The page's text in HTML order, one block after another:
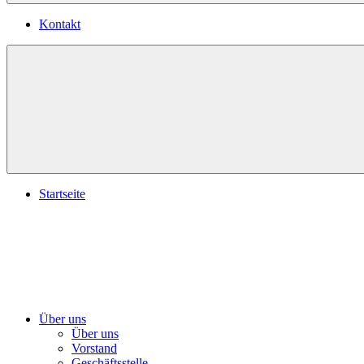
Kontakt
Startseite
Über uns
Über uns
Vorstand